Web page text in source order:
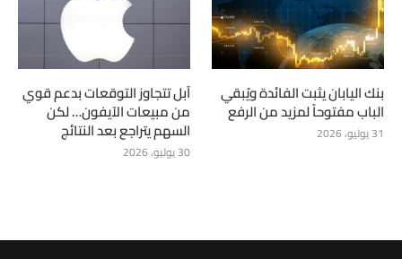
بنك اليابان يثبت الفائدة ويُبقي
الباب مفتوحاً لمزيد من الرفع
31 يوليو، 2026
آبل تتجاوز التوقعات بدعم قوي
من مبيعات الآيفون… لكن
السهم يتراجع بعد النتائج
30 يوليو، 2026